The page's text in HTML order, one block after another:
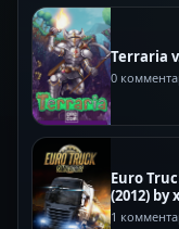
Terraria
0
Euro
(2012) by
1